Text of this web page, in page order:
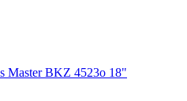
Master BKZ 4523o 18"